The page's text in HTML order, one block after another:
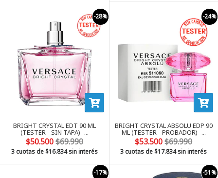
-28%
BRIGHT CRYSTAL EDT 90 ML
(TESTER - SIN TAPA) -...
$50.500$69.990
3 cuotas de$16.834sin interés
-24%
BRIGHT CRYSTAL ABSOLU EDP 90
ML (TESTER - PROBADOR) -...
$53.500$69.990
3 cuotas de$17.834sin interés
-17% -51%